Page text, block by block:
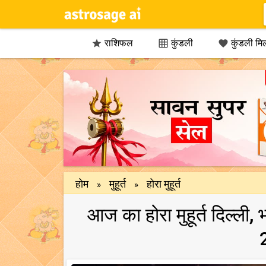
 राशिफल  कुंडली  कुंडली
होम » मुहूर्त » होरा मुहूर्त
आज का होरा मुहूर्त